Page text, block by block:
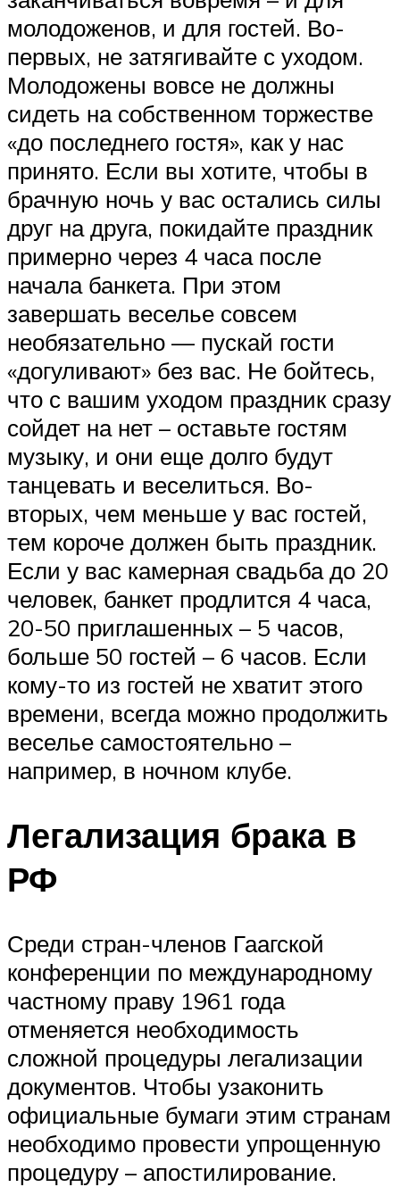
молодоженов, и для гостей. Во-
первых, не затягивайте с уходом.
Молодожены вовсе не должны
сидеть на собственном торжестве
«до последнего гостя», как у нас
принято. Если вы хотите, чтобы в
брачную ночь у вас остались силы
друг на друга, покидайте праздник
примерно через 4 часа после
начала банкета. При этом
завершать веселье совсем
необязательно — пускай гости
«догуливают» без вас. Не бойтесь,
что с вашим уходом праздник сразу
сойдет на нет – оставьте гостям
музыку, и они еще долго будут
танцевать и веселиться. Во-
вторых, чем меньше у вас гостей,
тем короче должен быть праздник.
Если у вас камерная свадьба до 20
человек, банкет продлится 4 часа,
20-50 приглашенных – 5 часов,
больше 50 гостей – 6 часов. Если
кому-то из гостей не хватит этого
времени, всегда можно продолжить
веселье самостоятельно –
например, в ночном клубе.
Легализация брака в
РФ
Среди стран-членов Гаагской
конференции по международному
частному праву 1961 года
отменяется необходимость
сложной процедуры легализации
документов. Чтобы узаконить
официальные бумаги этим странам
необходимо провести упрощенную
процедуру – апостилирование.